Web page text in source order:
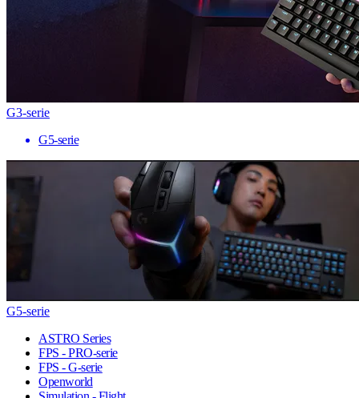
G3-serie
G5-serie
G5-serie
ASTRO Series
FPS - PRO-serie
FPS - G-serie
Openworld